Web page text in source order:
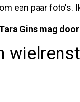
een paar foto's.
Gins mag